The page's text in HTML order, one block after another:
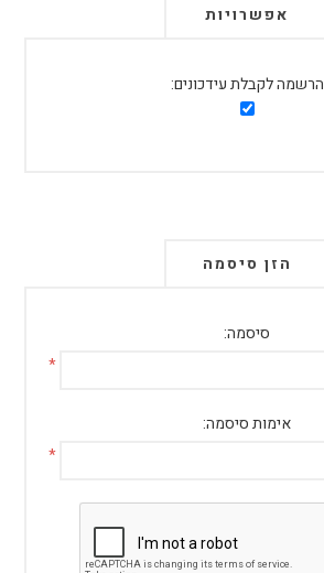
אפשרויות
הרשמה לקבלת עידכונים:
הזן סיסמה
סיסמה:
*
אימות סיסמה:
*